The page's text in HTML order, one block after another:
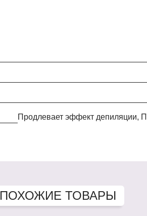
Продлевает эффект депиляции,
ПОХОЖИЕ ТОВАРЫ